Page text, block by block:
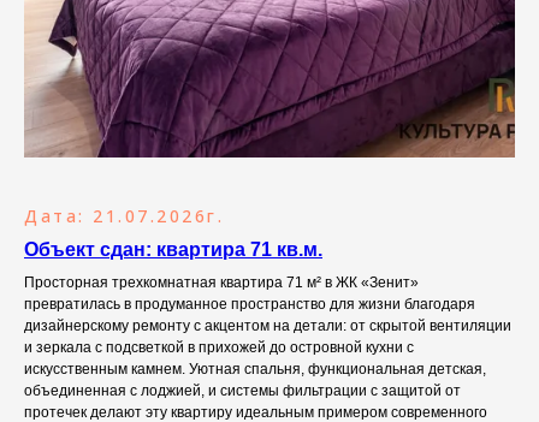
Дата: 21.07.2026г.
Объект сдан: квартира 71 кв.м.
Просторная трехкомнатная квартира 71 м² в ЖК «Зенит»
превратилась в продуманное пространство для жизни благодаря
дизайнерскому ремонту с акцентом на детали: от скрытой вентиляции
и зеркала с подсветкой в прихожей до островной кухни с
искусственным камнем. Уютная спальня, функциональная детская,
объединенная с лоджией, и системы фильтрации с защитой от
протечек делают эту квартиру идеальным примером современного